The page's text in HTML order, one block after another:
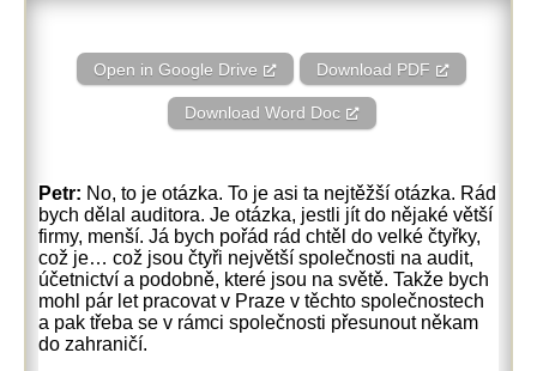
Open in Google Drive Download PDF
Download Word Doc
Petr: No, to je otázka. To je asi ta nejtěžší otázka. Rád
bych dělal auditora. Je otázka, jestli jít do nějaké větší
firmy, menší. Já bych pořád rád chtěl do velké čtyřky,
což je… což jsou čtyři největší společnosti na audit,
účetnictví a podobně, které jsou na světě. Takže bych
mohl pár let pracovat v Praze v těchto společnostech
a pak třeba se v rámci společnosti přesunout někam
do zahraničí.